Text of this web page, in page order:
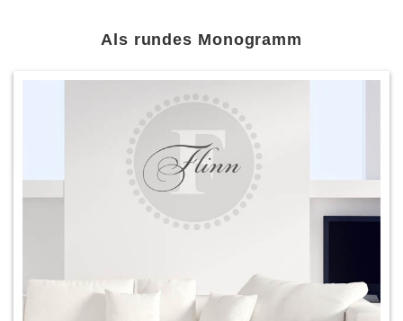
Als rundes Monogramm